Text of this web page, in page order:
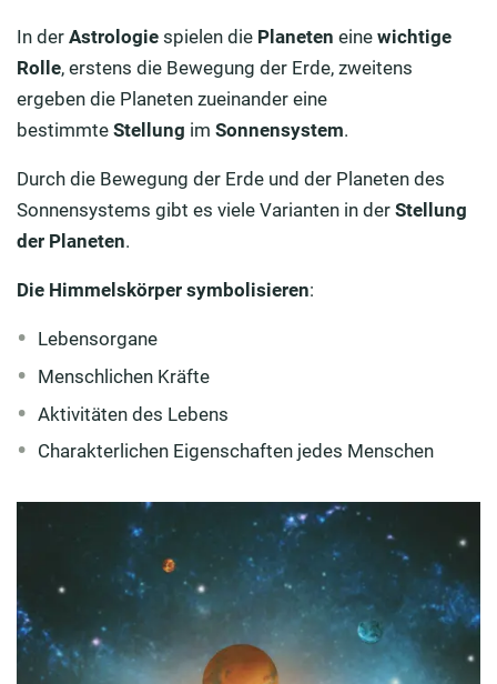
In der Astrologie spielen die Planeten eine wichtige
Rolle, erstens die Bewegung der Erde, zweitens
ergeben die Planeten zueinander eine
bestimmte Stellung im Sonnensystem.
Durch die Bewegung der Erde und der Planeten des
Sonnensystems gibt es viele Varianten in der Stellung
der Planeten.
Die Himmelskörper symbolisieren:
Lebensorgane
Menschlichen Kräfte
Aktivitäten des Lebens
Charakterlichen Eigenschaften jedes Menschen